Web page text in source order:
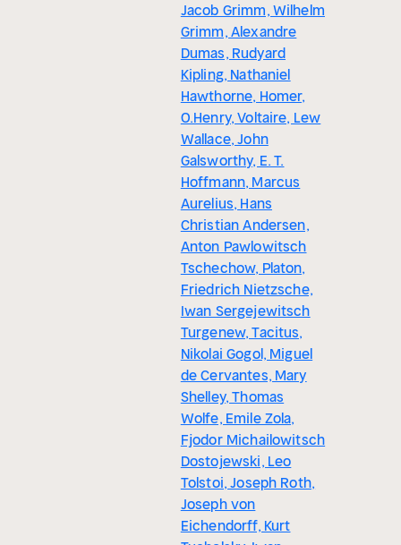
Jacob Grimm, Wilhelm
Grimm, Alexandre
Dumas, Rudyard
Kipling, Nathaniel
Hawthorne, Homer,
O.Henry, Voltaire, Lew
Wallace, John
Galsworthy, E. T.
Hoffmann, Marcus
Aurelius, Hans
Christian Andersen,
Anton Pawlowitsch
Tschechow, Platon,
Friedrich Nietzsche,
Iwan Sergejewitsch
Turgenew, Tacitus,
Nikolai Gogol, Miguel
de Cervantes, Mary
Shelley, Thomas
Wolfe, Emile Zola,
Fjodor Michailowitsch
Dostojewski, Leo
Tolstoi, Joseph Roth,
Joseph von
Eichendorff, Kurt